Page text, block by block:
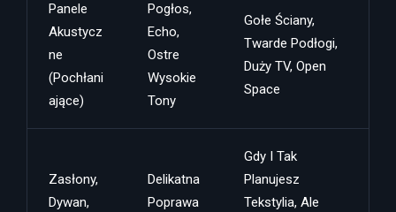
Panele
Akustycz
Ne
(pochłani
Ające)
Pogłos,
Echo,
Ostre
Wysokie
Tony
Gołe Ściany,
Twarde Podłogi,
Duży TV, Open
Space
Zasłony,
Dywan,
Delikatna
Poprawa
Gdy I Tak
Planujesz
Tekstylia, Ale